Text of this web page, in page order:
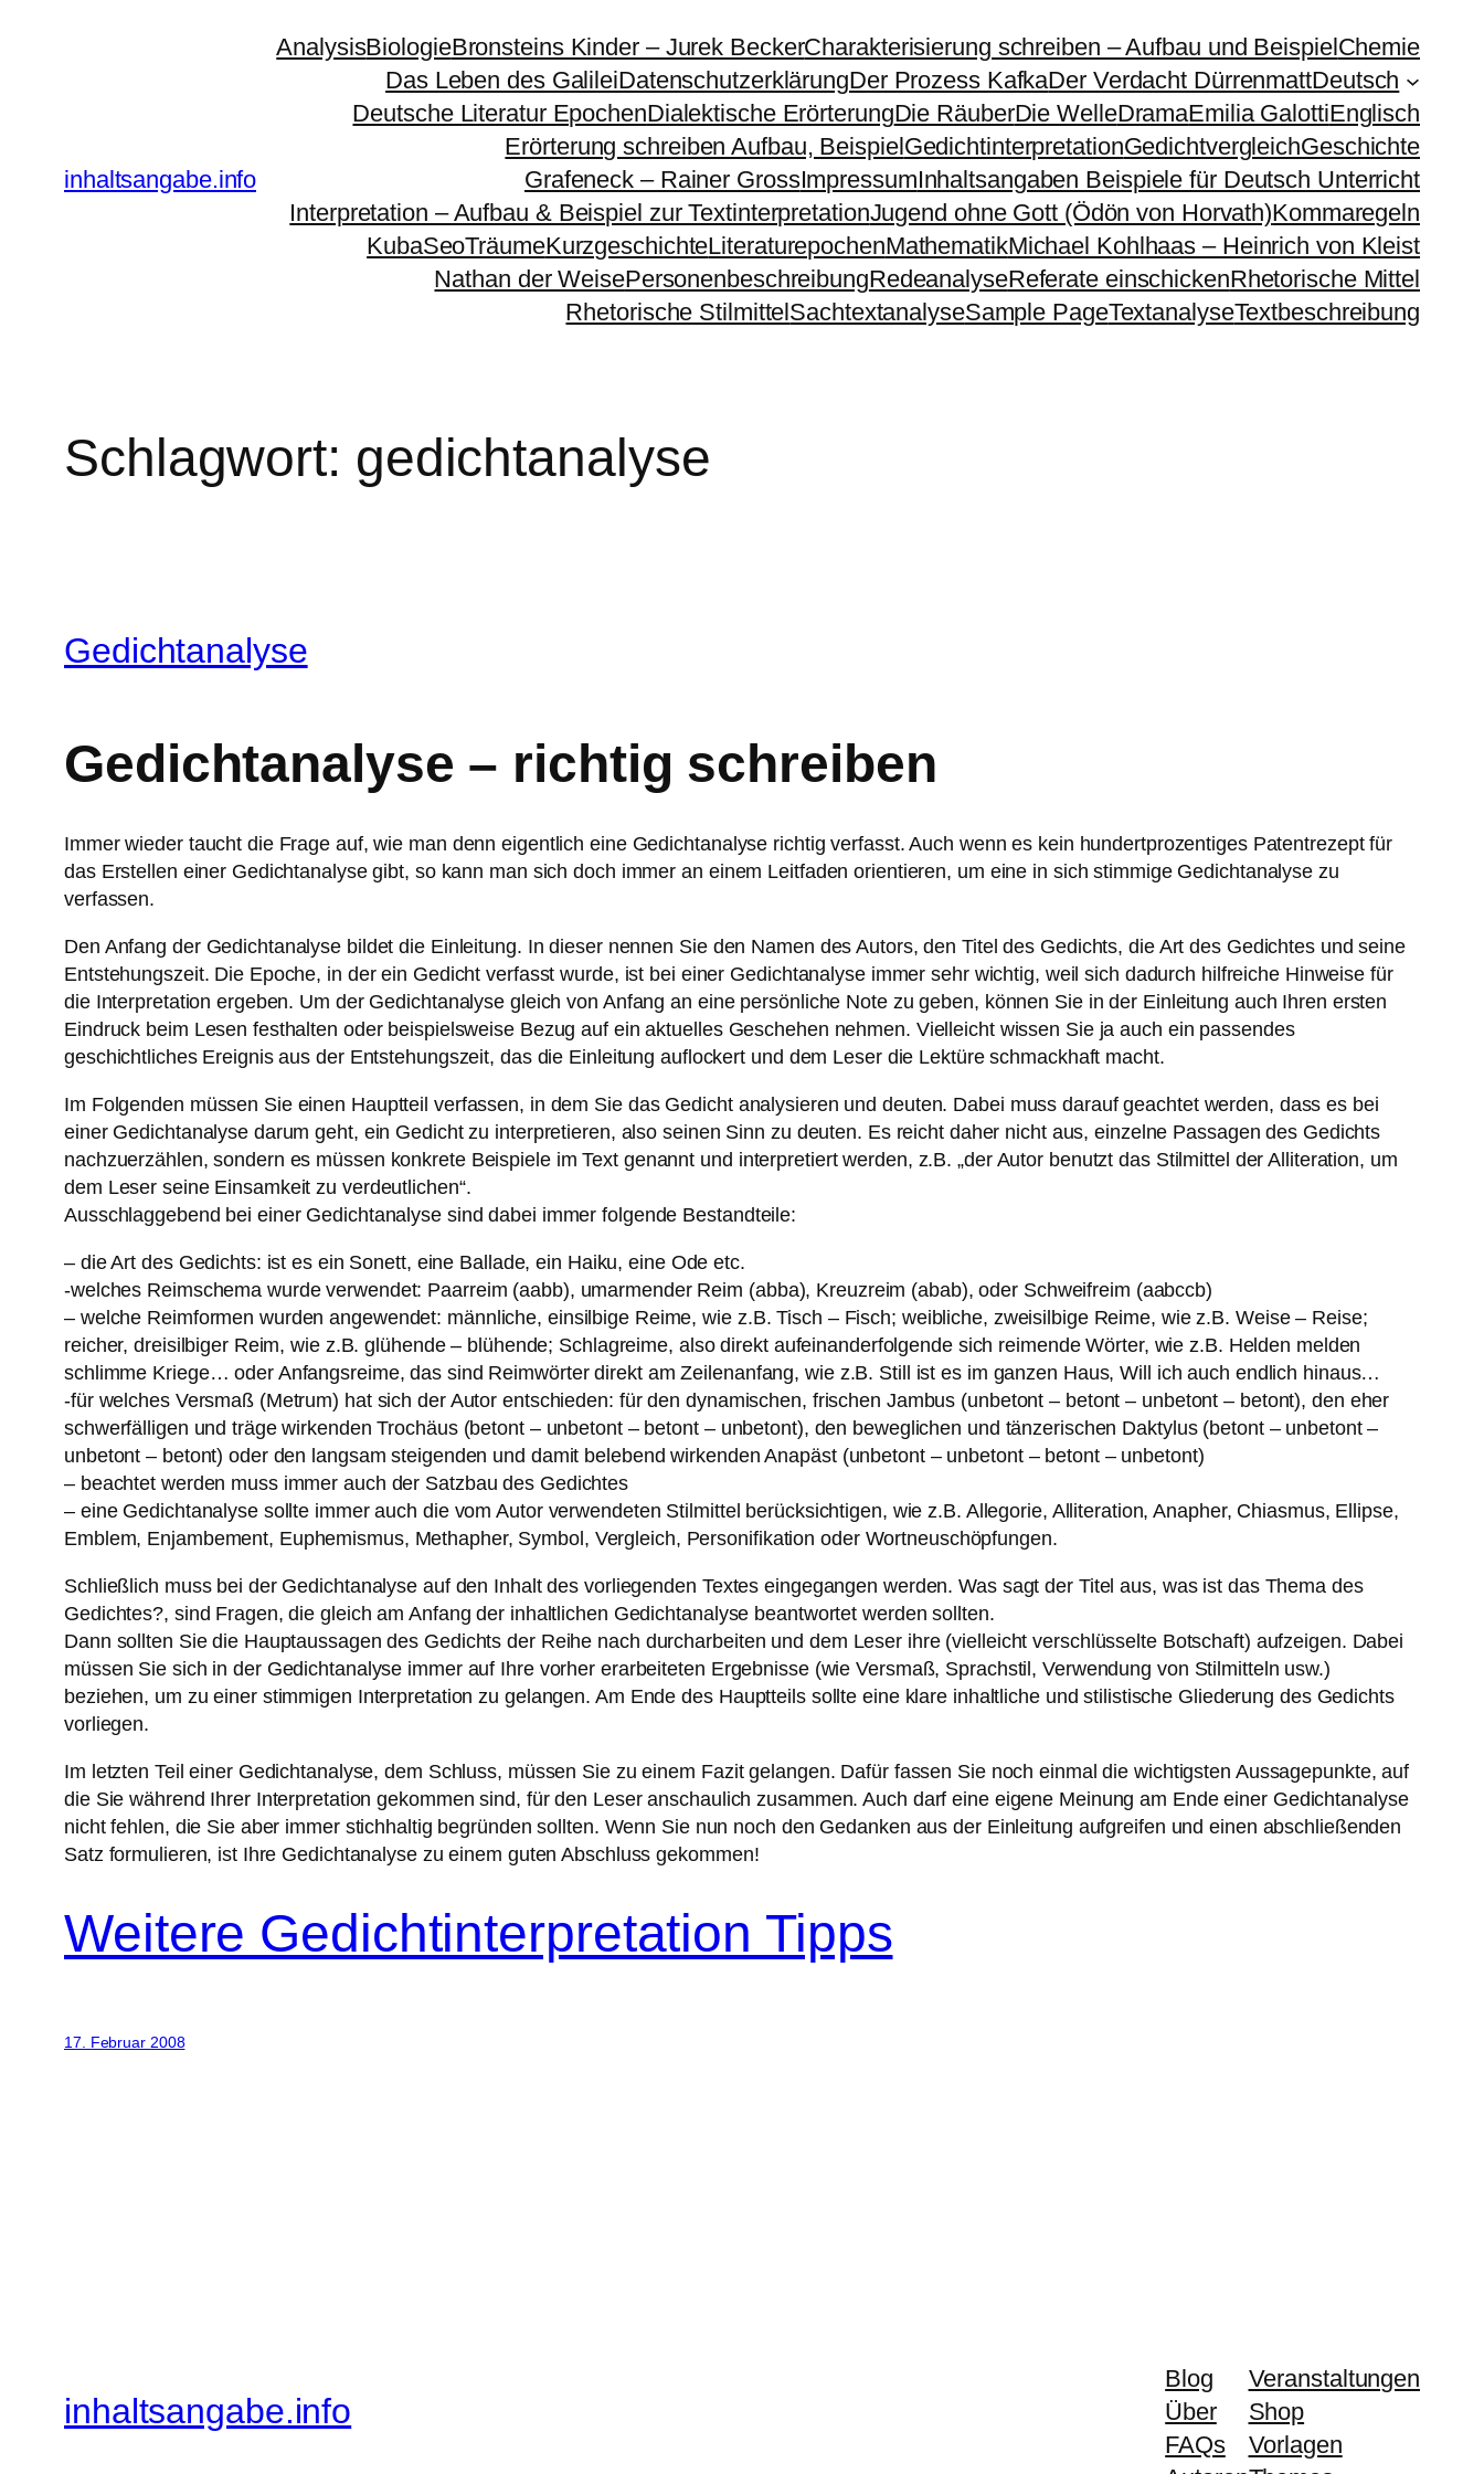
inhaltsangabe.info
AnalysisBiologieBronsteins Kinder – Jurek BeckerCharakterisierung schreiben – Aufbau und BeispielChemie
Das Leben des GalileiDatenschutzerklärungDer Prozess KafkaDer Verdacht DürrenmattDeutsch
Deutsche Literatur EpochenDialektische ErörterungDie RäuberDie WelleDramaEmilia GalottiEnglisch
Erörterung schreiben Aufbau, BeispielGedichtinterpretationGedichtvergleichGeschichte
Grafeneck – Rainer GrossImpressumInhaltsangaben Beispiele für Deutsch Unterricht
Interpretation – Aufbau & Beispiel zur TextinterpretationJugend ohne Gott (Ödön von Horvath)Kommaregeln
KubaSeoTräumeKurzgeschichteLiteraturepochenMathematikMichael Kohlhaas – Heinrich von Kleist
Nathan der WeisePersonenbeschreibungRedeanalyseReferate einschickenRhetorische Mittel
Rhetorische StilmittelSachtextanalyseSample PageTextanalyseTextbeschreibung
Schlagwort: gedichtanalyse
Gedichtanalyse
Gedichtanalyse – richtig schreiben
Immer wieder taucht die Frage auf, wie man denn eigentlich eine Gedichtanalyse richtig verfasst. Auch wenn es kein hundertprozentiges Patentrezept für
das Erstellen einer Gedichtanalyse gibt, so kann man sich doch immer an einem Leitfaden orientieren, um eine in sich stimmige Gedichtanalyse zu
verfassen.
Den Anfang der Gedichtanalyse bildet die Einleitung. In dieser nennen Sie den Namen des Autors, den Titel des Gedichts, die Art des Gedichtes und seine
Entstehungszeit. Die Epoche, in der ein Gedicht verfasst wurde, ist bei einer Gedichtanalyse immer sehr wichtig, weil sich dadurch hilfreiche Hinweise für
die Interpretation ergeben. Um der Gedichtanalyse gleich von Anfang an eine persönliche Note zu geben, können Sie in der Einleitung auch Ihren ersten
Eindruck beim Lesen festhalten oder beispielsweise Bezug auf ein aktuelles Geschehen nehmen. Vielleicht wissen Sie ja auch ein passendes
geschichtliches Ereignis aus der Entstehungszeit, das die Einleitung auflockert und dem Leser die Lektüre schmackhaft macht.
Im Folgenden müssen Sie einen Hauptteil verfassen, in dem Sie das Gedicht analysieren und deuten. Dabei muss darauf geachtet werden, dass es bei
einer Gedichtanalyse darum geht, ein Gedicht zu interpretieren, also seinen Sinn zu deuten. Es reicht daher nicht aus, einzelne Passagen des Gedichts
nachzuerzählen, sondern es müssen konkrete Beispiele im Text genannt und interpretiert werden, z.B. „der Autor benutzt das Stilmittel der Alliteration, um
dem Leser seine Einsamkeit zu verdeutlichen“.
Ausschlaggebend bei einer Gedichtanalyse sind dabei immer folgende Bestandteile:
– die Art des Gedichts: ist es ein Sonett, eine Ballade, ein Haiku, eine Ode etc.
-welches Reimschema wurde verwendet: Paarreim (aabb), umarmender Reim (abba), Kreuzreim (abab), oder Schweifreim (aabccb)
– welche Reimformen wurden angewendet: männliche, einsilbige Reime, wie z.B. Tisch – Fisch; weibliche, zweisilbige Reime, wie z.B. Weise – Reise;
reicher, dreisilbiger Reim, wie z.B. glühende – blühende; Schlagreime, also direkt aufeinanderfolgende sich reimende Wörter, wie z.B. Helden melden
schlimme Kriege… oder Anfangsreime, das sind Reimwörter direkt am Zeilenanfang, wie z.B. Still ist es im ganzen Haus, Will ich auch endlich hinaus…
-für welches Versmaß (Metrum) hat sich der Autor entschieden: für den dynamischen, frischen Jambus (unbetont – betont – unbetont – betont), den eher
schwerfälligen und träge wirkenden Trochäus (betont – unbetont – betont – unbetont), den beweglichen und tänzerischen Daktylus (betont – unbetont –
unbetont – betont) oder den langsam steigenden und damit belebend wirkenden Anapäst (unbetont – unbetont – betont – unbetont)
– beachtet werden muss immer auch der Satzbau des Gedichtes
– eine Gedichtanalyse sollte immer auch die vom Autor verwendeten Stilmittel berücksichtigen, wie z.B. Allegorie, Alliteration, Anapher, Chiasmus, Ellipse,
Emblem, Enjambement, Euphemismus, Methapher, Symbol, Vergleich, Personifikation oder Wortneuschöpfungen.
Schließlich muss bei der Gedichtanalyse auf den Inhalt des vorliegenden Textes eingegangen werden. Was sagt der Titel aus, was ist das Thema des
Gedichtes?, sind Fragen, die gleich am Anfang der inhaltlichen Gedichtanalyse beantwortet werden sollten.
Dann sollten Sie die Hauptaussagen des Gedichts der Reihe nach durcharbeiten und dem Leser ihre (vielleicht verschlüsselte Botschaft) aufzeigen. Dabei
müssen Sie sich in der Gedichtanalyse immer auf Ihre vorher erarbeiteten Ergebnisse (wie Versmaß, Sprachstil, Verwendung von Stilmitteln usw.)
beziehen, um zu einer stimmigen Interpretation zu gelangen. Am Ende des Hauptteils sollte eine klare inhaltliche und stilistische Gliederung des Gedichts
vorliegen.
Im letzten Teil einer Gedichtanalyse, dem Schluss, müssen Sie zu einem Fazit gelangen. Dafür fassen Sie noch einmal die wichtigsten Aussagepunkte, auf
die Sie während Ihrer Interpretation gekommen sind, für den Leser anschaulich zusammen. Auch darf eine eigene Meinung am Ende einer Gedichtanalyse
nicht fehlen, die Sie aber immer stichhaltig begründen sollten. Wenn Sie nun noch den Gedanken aus der Einleitung aufgreifen und einen abschließenden
Satz formulieren, ist Ihre Gedichtanalyse zu einem guten Abschluss gekommen!
Weitere Gedichtinterpretation Tipps
17. Februar 2008
inhaltsangabe.info
Blog
Über
FAQs
Veranstaltungen
Shop
Vorlagen